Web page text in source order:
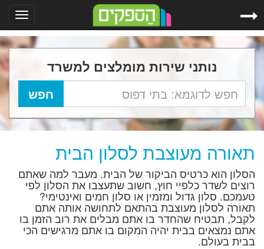
נותני שירות מומלצים למשרד
תאורה מעוצבת לסלון הבית
הסלון הוא כרטיס הביקור של הבית. מעבר למה שאתם
רוצים לשדר כלפיי חוץ, חשוב שתעצבו את הסלון לפי
טעמכם. סלון גדול ומזמין או סלון חמים ואינטימי?
תאורה לסלון מעוצבת בהתאם לתחושה אותה אתם
לקבל, תבטיח שהחדר בו אתם מבלים את רוב הזמן בו
אתם נמצאים בבית יהיה המקום בו אתם מרגישים הכי
בבית בעולם.